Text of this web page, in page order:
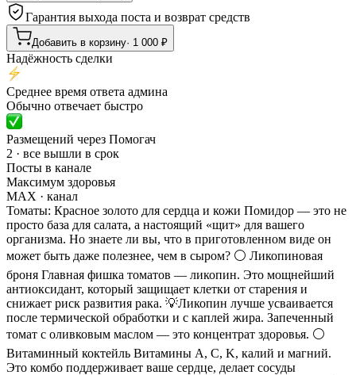
Гарантия выхода поста и возврат средств
Добавить в корзину· 1 000 ₽
Надёжность сделки
Среднее время ответа админа
Обычно отвечает быстро
Размещений через Помогач
2 · все вышли в срок
Посты в канале
Максимум здоровья
MAX · канал
Томаты: Красное золото для сердца и кожи Помидор — это не
просто база для салата, а настоящий «щит» для вашего
организма. Но знаете ли вы, что в приготовленном виде он
может быть даже полезнее, чем в сыром? ⚪️ Ликопиновая
броня Главная фишка томатов — ликопин. Это мощнейший
антиоксидант, который защищает клетки от старения и
снижает риск развития рака. 💡Ликопин лучше усваивается
после термической обработки и с каплей жира. Запеченный
томат с оливковым маслом — это концентрат здоровья. ⚪️
Витаминный коктейль Витамины A, C, K, калий и магний.
Это комбо поддерживает ваше сердце, делает сосуды